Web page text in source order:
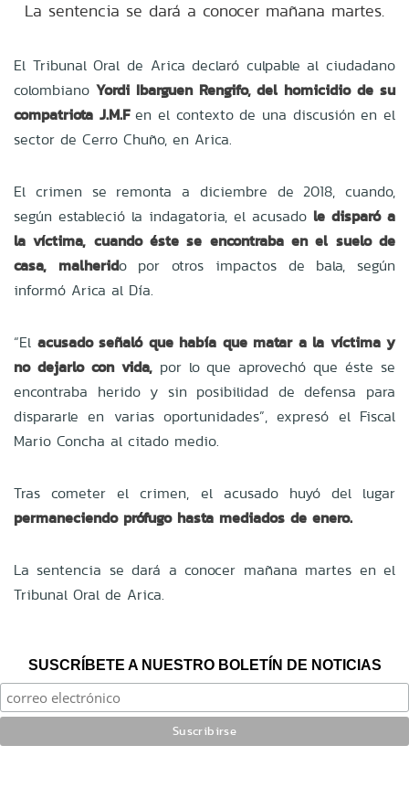
La sentencia se dará a conocer mañana martes.
El Tribunal Oral de Arica declaró culpable al ciudadano
colombiano Yordi Ibarguen Rengifo, del homicidio de su
compatriota J.M.Fen el contexto de una discusión en el
sector de Cerro Chuño, en Arica.
El crimen se remonta a diciembre de 2018, cuando,
según estableció la indagatoria, el acusado le disparó a
la víctima, cuando éste se encontraba en el suelo de
casa, malherido por otros impactos de bala, según
informó Arica al Día.
“El acusado señaló que había que matar a la víctima y
no dejarlo con vida,por lo que aprovechó que éste se
encontraba herido y sin posibilidad de defensa para
dispararle en varias oportunidades”, expresó el Fiscal
Mario Concha al citado medio.
Tras cometer el crimen, el acusado huyó del lugar
permaneciendo prófugo hasta mediados de enero.
La sentencia se dará a conocer mañana martes en el
Tribunal Oral de Arica.
SUSCRÍBETE A NUESTRO BOLETÍN DE NOTICIAS